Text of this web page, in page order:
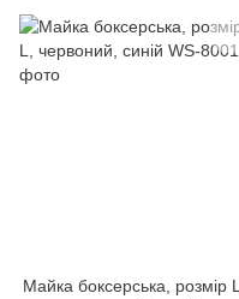
Майка боксерська, розмір L,